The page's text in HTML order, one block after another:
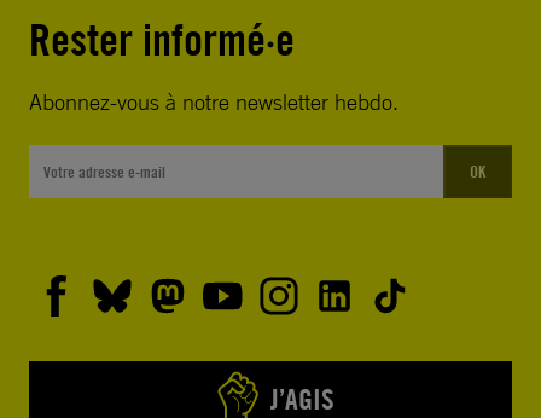
Rester informé·e
Abonnez-vous à notre newsletter hebdo.
OK
J’AGIS